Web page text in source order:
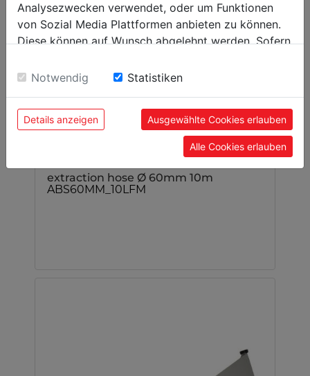
extraction hose Ø 60mm 10m
ABS60MM_10LFM
Analysezwecken verwendet, oder um Funktionen
von Sozial Media Plattformen anbieten zu können.
Diese können auf Wunsch abgelehnt werden. Sofern
Einwilligung zu unseren Cookies.
Notwendig Statistiken
Details anzeigen Ausgewählte Cookies erlauben
Alle Cookies erlauben